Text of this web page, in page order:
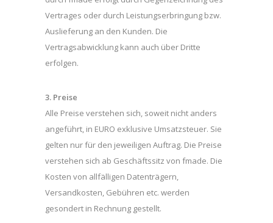
Vertrages oder durch Leistungserbringung bzw.
Auslieferung an den Kunden. Die
Vertragsabwicklung kann auch über Dritte
erfolgen.
3. Preise
Alle Preise verstehen sich, soweit nicht anders
angeführt, in EURO exklusive Umsatzsteuer. Sie
gelten nur für den jeweiligen Auftrag. Die Preise
verstehen sich ab Geschäftssitz von fmade. Die
Kosten von allfälligen Datenträgern,
Versandkosten, Gebühren etc. werden
gesondert in Rechnung gestellt.